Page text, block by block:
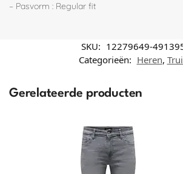
– Pasvorm : Regular fit
SKU: 12279649-
Categorieën: Heren,
Gerelateerde producten